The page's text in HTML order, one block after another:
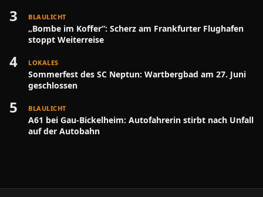
3 BLAULICHT
„Bombe im Koffer“: Scherz am Frankfurter Flughafen
stoppt Weiterreise
4 LOKALES
Sommerfest des SC Neptun: Wartbergbad am 27. Juni
geschlossen
5 BLAULICHT
A61 bei Gau-Bickelheim: Autofahrerin stirbt nach Unfall
auf der Autobahn